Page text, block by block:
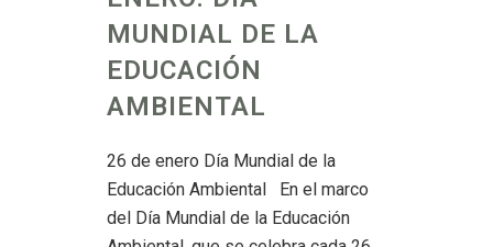
MUNDIAL DE LA
EDUCACIÓN
AMBIENTAL
26 de enero Día Mundial de la
Educación Ambiental En el marco
del Día Mundial de la Educación